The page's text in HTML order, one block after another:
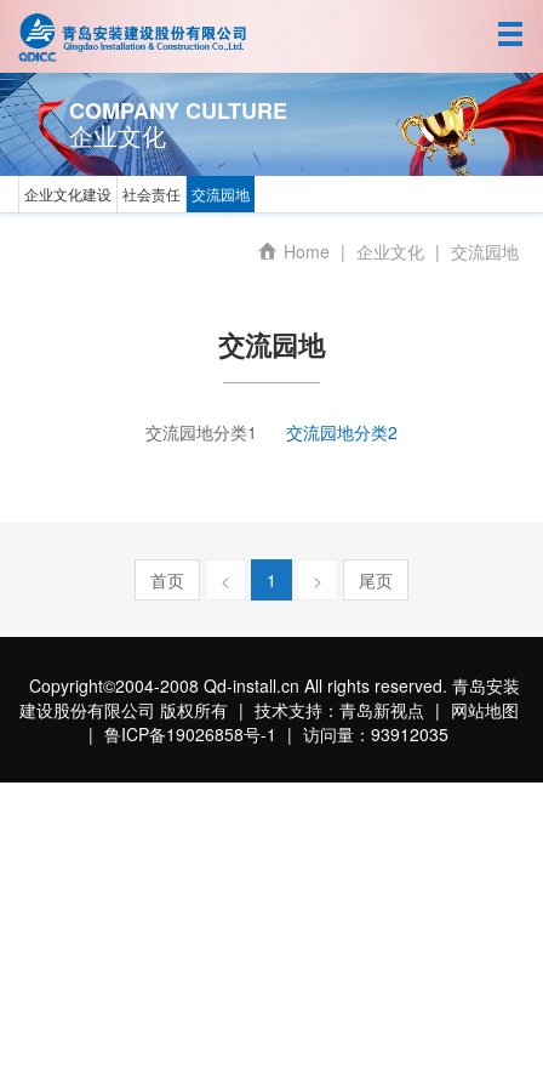
关于我们
新闻中心
人力资源
业务拓展
企业文化
EN
中文
COMPANY CULTURE
企业文化
企业文化建设 社会责任 交流园地
Home | 企业文化 | 交流园地
交流园地
交流园地分类1 交流园地分类2
首页 < 1 > 尾页
Copyright©2004-2008 Qd-install.cn All rights reserved. 青岛安装
建设股份有限公司 版权所有 | 技术支持：青岛新视点 | 网站地图
| 鲁ICP备19026858号-1 | 访问量：93912035